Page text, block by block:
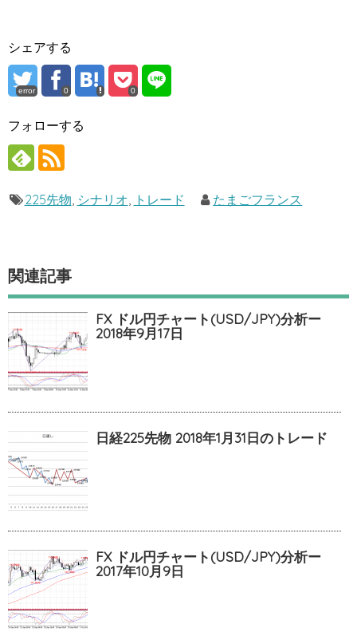
シェアする
error 0 0
フォローする
225先物, シナリオ, トレード たまごフランス
関連記事
FX ドル円チャート(USD/JPY)分析ー
2018年9月17日
日経225先物 2018年1月31日のトレード
FX ドル円チャート(USD/JPY)分析ー
2017年10月9日